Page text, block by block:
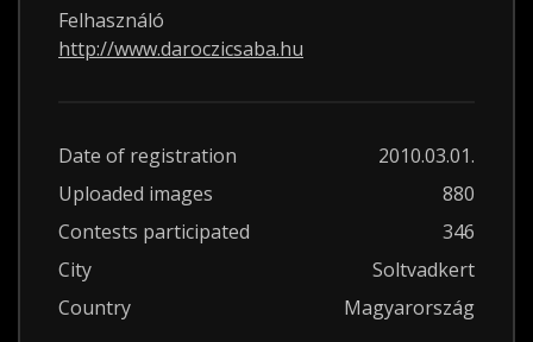
Felhasználó
http://www.daroczicsaba.hu
Date of registration
2010.03.01.
Uploaded images
880
Contests participated
346
City
Soltvadkert
Country
Magyarország